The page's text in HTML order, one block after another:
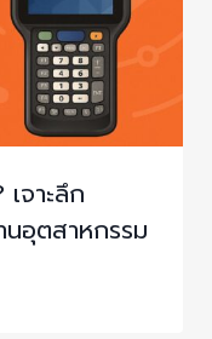
จาะลึก
อุตสาหกรรม